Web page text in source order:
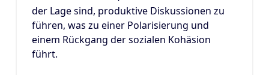
der Lage sind, produktive Diskussionen zu
führen, was zu einer Polarisierung und
einem Rückgang der sozialen Kohäsion
führt.